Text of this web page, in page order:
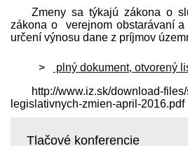
Zmeny sa týkajú zákona o
zákona o verejnom obstarávaní a
určení výnosu dane z príjmov
plný dokument, otvorený
http://www.iz.sk/download-
legislativnych-zmien-april-2016.pdf
Tlačové konferencie